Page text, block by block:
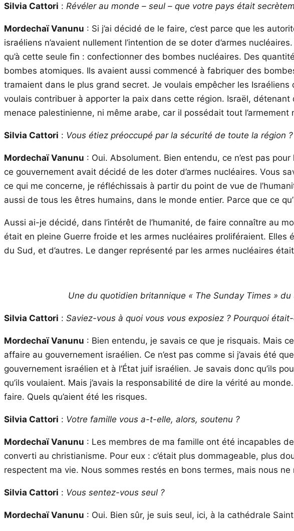
Silvia Cattori : Révéler au monde – seul – que votre pays était
Mordechaï Vanunu : Si j’ai décidé de le faire, c’est parce que les
israéliens n’avaient nullement l’intention de se doter d’armes
qu’à cette seule fin : confectionner des bombes nucléaires. Des
bombes atomiques. Ils avaient aussi commencé à fabriquer des
tramaient dans le plus grand secret. Je voulais empêcher les
voulais contribuer à apporter la paix dans cette région. Israël,
menace palestinienne, ni même arabe, car il possédait tout l’armement
Silvia Cattori : Vous étiez préoccupé par la sécurité de toute la région ?
Mordechaï Vanunu : Oui. Absolument. Bien entendu, ce n’est pas
ce gouvernement avait décidé de les doter d’armes nucléaires. Vous
ce qui me concerne, je réfléchissais à partir du point de vue de
aussi de tous les êtres humains, dans le monde entier. Parce que ce
Aussi ai-je décidé, dans l’intérêt de l’humanité, de faire connaître au
était en pleine Guerre froide et les armes nucléaires proliféraient.
du Sud, et d’autres. Le danger représenté par les armes nucléaires
Une du quotidien britannique « The Sunday Times »
Silvia Cattori : Saviez-vous à quoi vous vous exposiez ? Pourquoi
Mordechaï Vanunu : Bien entendu, je savais ce que je risquais. Mais
affaire au gouvernement israélien. Ce n’est pas comme si j’avais été
gouvernement israélien et à l’État juif israélien. Je savais donc qu’ils
qu’ils voulaient. Mais j’avais la responsabilité de dire la vérité au
faire. Quels qu’aient été les risques.
Silvia Cattori : Votre famille vous a-t-elle, alors, soutenu ?
Mordechaï Vanunu : Les membres de ma famille ont été incapables
converti au christianisme. Pour eux : c’était plus dommageable, plus
respectent ma vie. Nous sommes restés en bons termes, mais nous
Silvia Cattori : Vous sentez-vous seul ?
Mordechaï Vanunu : Oui. Bien sûr, je suis seul, ici, à la cathédrale